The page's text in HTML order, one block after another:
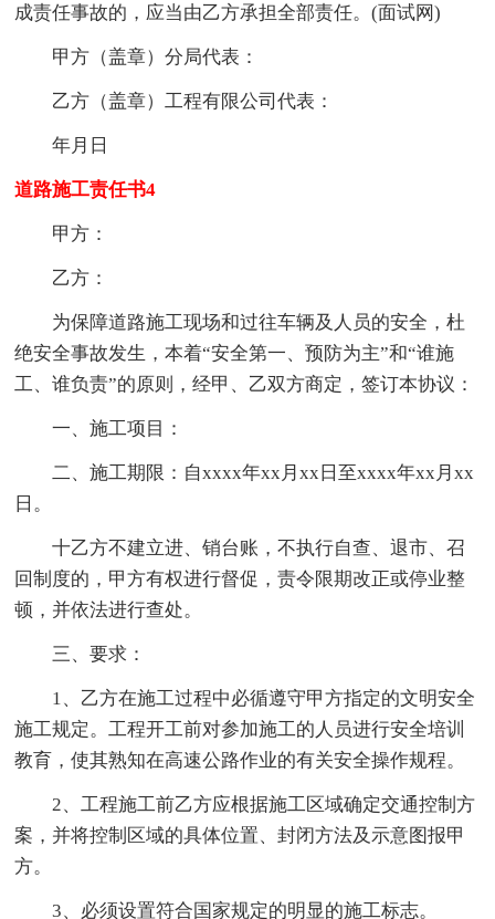
成责任事故的，应当由乙方承担全部责任。(面试网)
甲方（盖章）分局代表：
乙方（盖章）工程有限公司代表：
年月日
道路施工责任书4
甲方：
乙方：
为保障道路施工现场和过往车辆及人员的安全，杜
绝安全事故发生，本着“安全第一、预防为主”和“谁施
工、谁负责”的原则，经甲、乙双方商定，签订本协议：
一、施工项目：
二、施工期限：自xxxx年xx月xx日至xxxx年xx月xx
日。
十乙方不建立进、销台账，不执行自查、退市、召
回制度的，甲方有权进行督促，责令限期改正或停业整
顿，并依法进行查处。
三、要求：
1、乙方在施工过程中必循遵守甲方指定的文明安全
施工规定。工程开工前对参加施工的人员进行安全培训
教育，使其熟知在高速公路作业的有关安全操作规程。
2、工程施工前乙方应根据施工区域确定交通控制方
案，并将控制区域的具体位置、封闭方法及示意图报甲
方。
3、必须设置符合国家规定的明显的施工标志。